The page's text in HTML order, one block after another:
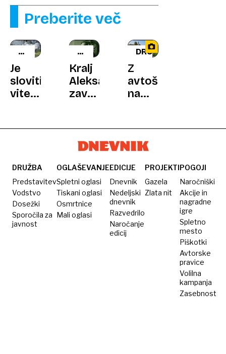
Preberite več
SKRIVNOSTNA
Je
sloviti
vitez
na
ZGODOVINA
ATENTATOV
Kralj
Aleksander
zavrnil
in
umrl
DRUŽBA
Z
avtoštopom
na
Atlantika
DRUŽBA
Predstavitev
Vodstvo
Dosežki
Sporočila za
javnost
OGLAŠEVANJE
Spletni oglasi
Tiskani oglasi
Osmrtnice
Mali oglasi
EDICIJE
Dnevnik
Nedeljski
dnevnik
Razvedrilo
Naročanje
edicij
PROJEKTI
Gazela
Zlata nit
POGOJI
Naročniški
Akcije in
nagradne
igre
Spletno
mesto
Piškotki
Avtorske
pravice
Volilna
kampanja
Zasebnost